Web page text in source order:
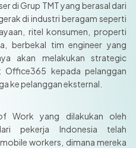
di Grup TMT yang berasal dari
di industri beragam seperti
ritel konsumen, properti
berbekal tim engineer yang
akan melakukan strategic
Office365 kepada pelanggan
ke pelanggan eksternal.
Work yang dilakukan oleh
pekerja Indonesia telah
workers, dimana mereka